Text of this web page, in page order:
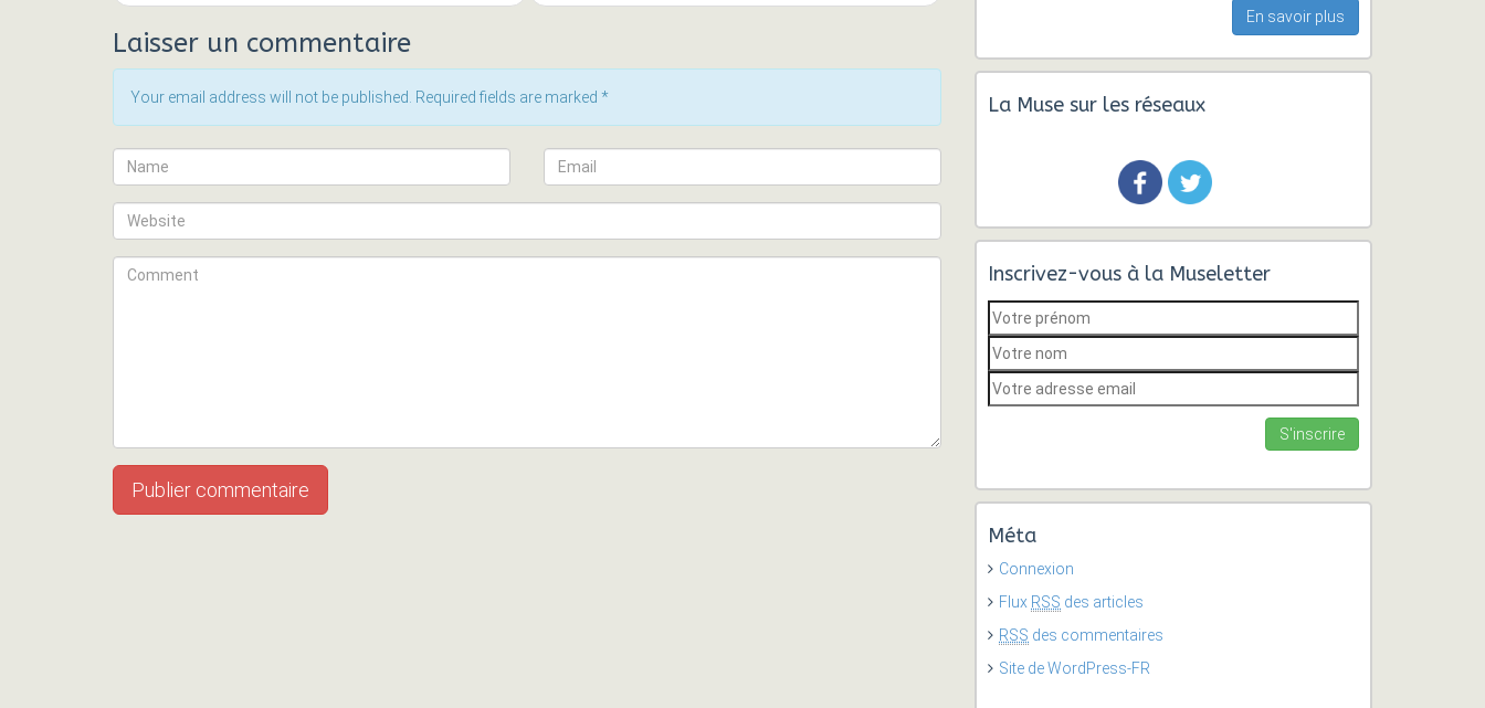
Laisser un commentaire
Your email address will not be published. Required fields are marked *
En savoir plus
La Muse sur les réseaux
Inscrivez-vous à la Museletter
Méta
Connexion
Flux RSS des articles
RSS des commentaires
Site de WordPress-FR